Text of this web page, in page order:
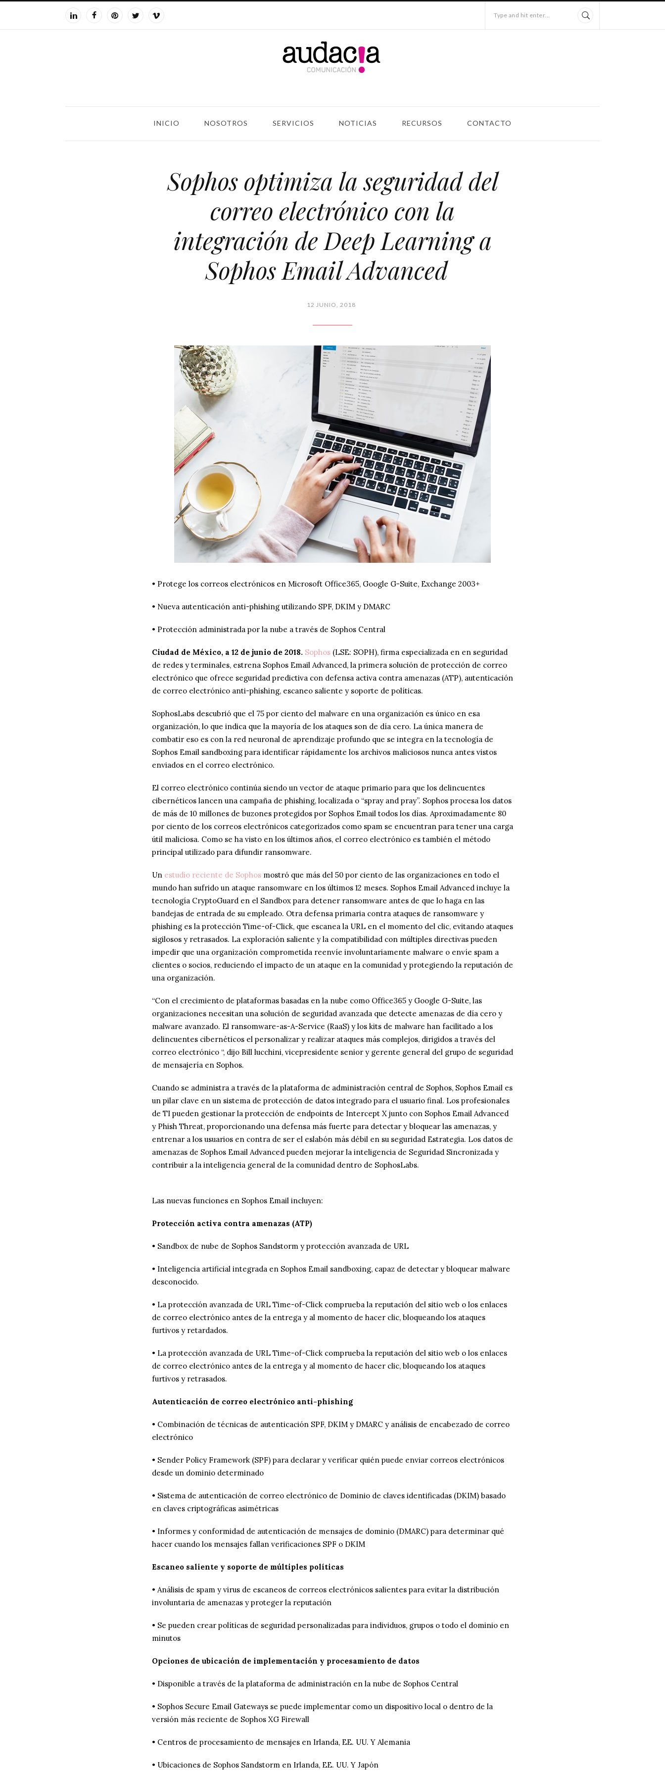
Type and hit enter...
INICIO NOSOTROS SERVICIOS NOTICIAS RECURSOS CONTACTO
Sophos optimiza la seguridad del
correo electrónico con la
integración de Deep Learning a
Sophos Email Advanced
12 JUNIO, 2018
• Protege los correos electrónicos en Microsoft Office365, Google G-Suite, Exchange 2003+
• Nueva autenticación anti-phishing utilizando SPF, DKIM y DMARC
• Protección administrada por la nube a través de Sophos Central
Ciudad de México, a 12 de junio de 2018. Sophos (LSE: SOPH), firma especializada en en seguridad
de redes y terminales, estrena Sophos Email Advanced, la primera solución de protección de correo
electrónico que ofrece seguridad predictiva con defensa activa contra amenazas (ATP), autenticación
de correo electrónico anti-phishing, escaneo saliente y soporte de políticas.
SophosLabs descubrió que el 75 por ciento del malware en una organización es único en esa
organización, lo que indica que la mayoría de los ataques son de día cero. La única manera de
combatir eso es con la red neuronal de aprendizaje profundo que se integra en la tecnología de
Sophos Email sandboxing para identificar rápidamente los archivos maliciosos nunca antes vistos
enviados en el correo electrónico.
El correo electrónico continúa siendo un vector de ataque primario para que los delincuentes
cibernéticos lancen una campaña de phishing, localizada o “spray and pray”. Sophos procesa los datos
de más de 10 millones de buzones protegidos por Sophos Email todos los días. Aproximadamente 80
por ciento de los correos electrónicos categorizados como spam se encuentran para tener una carga
útil maliciosa. Como se ha visto en los últimos años, el correo electrónico es también el método
principal utilizado para difundir ransomware.
Un estudio reciente de Sophos mostró que más del 50 por ciento de las organizaciones en todo el
mundo han sufrido un ataque ransomware en los últimos 12 meses. Sophos Email Advanced incluye la
tecnología CryptoGuard en el Sandbox para detener ransomware antes de que lo haga en las
bandejas de entrada de su empleado. Otra defensa primaria contra ataques de ransomware y
phishing es la protección Time-of-Click, que escanea la URL en el momento del clic, evitando ataques
sigilosos y retrasados. La exploración saliente y la compatibilidad con múltiples directivas pueden
impedir que una organización comprometida reenvíe involuntariamente malware o envíe spam a
clientes o socios, reduciendo el impacto de un ataque en la comunidad y protegiendo la reputación de
una organización.
“Con el crecimiento de plataformas basadas en la nube como Office365 y Google G-Suite, las
organizaciones necesitan una solución de seguridad avanzada que detecte amenazas de día cero y
malware avanzado. El ransomware-as-A-Service (RaaS) y los kits de malware han facilitado a los
delincuentes cibernéticos el personalizar y realizar ataques más complejos, dirigidos a través del
correo electrónico “, dijo Bill lucchini, vicepresidente senior y gerente general del grupo de seguridad
de mensajería en Sophos.
Cuando se administra a través de la plataforma de administración central de Sophos, Sophos Email es
un pilar clave en un sistema de protección de datos integrado para el usuario final. Los profesionales
de TI pueden gestionar la protección de endpoints de Intercept X junto con Sophos Email Advanced
y Phish Threat, proporcionando una defensa más fuerte para detectar y bloquear las amenazas, y
entrenar a los usuarios en contra de ser el eslabón más débil en su seguridad Estrategia. Los datos de
amenazas de Sophos Email Advanced pueden mejorar la inteligencia de Seguridad Sincronizada y
contribuir a la inteligencia general de la comunidad dentro de SophosLabs.
Las nuevas funciones en Sophos Email incluyen:
Protección activa contra amenazas (ATP)
• Sandbox de nube de Sophos Sandstorm y protección avanzada de URL
• Inteligencia artificial integrada en Sophos Email sandboxing, capaz de detectar y bloquear malware
desconocido.
• La protección avanzada de URL Time-of-Click comprueba la reputación del sitio web o los enlaces
de correo electrónico antes de la entrega y al momento de hacer clic, bloqueando los ataques
furtivos y retardados.
• La protección avanzada de URL Time-of-Click comprueba la reputación del sitio web o los enlaces
de correo electrónico antes de la entrega y al momento de hacer clic, bloqueando los ataques
furtivos y retrasados.
Autenticación de correo electrónico anti-phishing
• Combinación de técnicas de autenticación SPF, DKIM y DMARC y análisis de encabezado de correo
electrónico
• Sender Policy Framework (SPF) para declarar y verificar quién puede enviar correos electrónicos
desde un dominio determinado
• Sistema de autenticación de correo electrónico de Dominio de claves identificadas (DKIM) basado
en claves criptográficas asimétricas
• Informes y conformidad de autenticación de mensajes de dominio (DMARC) para determinar qué
hacer cuando los mensajes fallan verificaciones SPF o DKIM
Escaneo saliente y soporte de múltiples políticas
• Análisis de spam y virus de escaneos de correos electrónicos salientes para evitar la distribución
involuntaria de amenazas y proteger la reputación
• Se pueden crear políticas de seguridad personalizadas para individuos, grupos o todo el dominio en
minutos
Opciones de ubicación de implementación y procesamiento de datos
• Disponible a través de la plataforma de administración en la nube de Sophos Central
• Sophos Secure Email Gateways se puede implementar como un dispositivo local o dentro de la
versión más reciente de Sophos XG Firewall
• Centros de procesamiento de mensajes en Irlanda, EE. UU. Y Alemania
• Ubicaciones de Sophos Sandstorm en Irlanda, EE. UU. Y Japón